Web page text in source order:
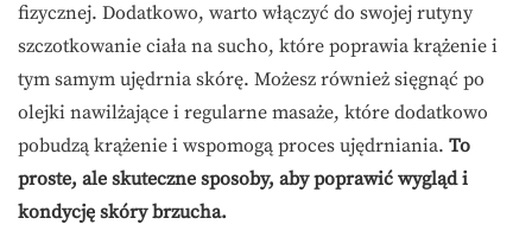
fizycznej. Dodatkowo, warto włączyć do swojej rutyny
szczotkowanie ciała na sucho, które poprawia krążenie i
tym samym ujędrnia skórę. Możesz również sięgnąć po
olejki nawilżające i regularne masaże, które dodatkowo
pobudzą krążenie i wspomogą proces ujędrniania. To
proste, ale skuteczne sposoby, aby poprawić wygląd i
kondycję skóry brzucha.